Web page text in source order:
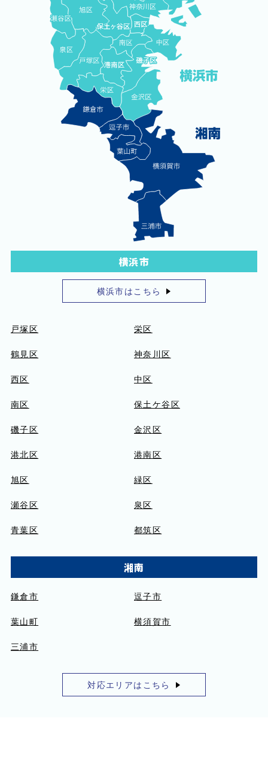
横浜市
横浜市はこちら
戸塚区 栄区
鶴見区 神奈川区
西区 中区
南区 保土ケ谷区
磯子区 金沢区
港北区 港南区
旭区 緑区
瀬谷区 泉区
青葉区 都筑区
湘南
鎌倉市 逗子市
葉山町 横須賀市
三浦市
対応エリアはこちら